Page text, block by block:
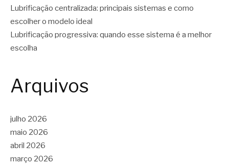
Lubrificação centralizada: principais sistemas e como
escolher o modelo ideal
Lubrificação progressiva: quando esse sistema é a melhor
escolha
Arquivos
julho 2026
maio 2026
abril 2026
março 2026